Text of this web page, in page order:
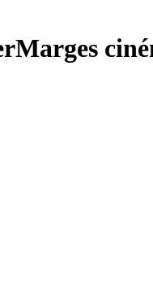
Marges